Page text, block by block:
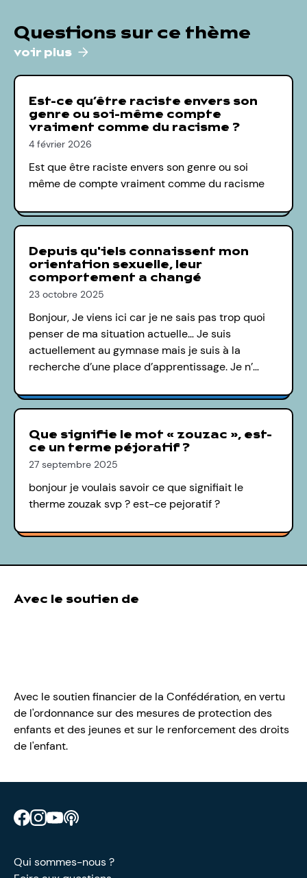
Questions sur ce thème
voir plus
Est-ce qu’être raciste envers son
genre ou soi-même compte
vraiment comme du racisme ?
4 février 2026
Est que être raciste envers son genre ou soi
même de compte vraiment comme du racisme
Depuis qu'iels connaissent mon
orientation sexuelle, leur
comportement a changé
23 octobre 2025
Bonjour, Je viens ici car je ne sais pas trop quoi
penser de ma situation actuelle… Je suis
actuellement au gymnase mais je suis à la
recherche d’une place d’apprentissage. Je n’…
Que signifie le mot « zouzac », est-
ce un terme péjoratif ?
27 septembre 2025
bonjour je voulais savoir ce que signifiait le
therme zouzak svp ? est-ce pejoratif ?
Avec le soutien de
Avec le soutien financier de la Confédération, en vertu
de l'ordonnance sur des mesures de protection des
enfants et des jeunes et sur le renforcement des droits
de l'enfant.
Retrouve CIAO sur Facebook
Retrouve CIAO sur Instagram
Retrouve CIAO sur YouTube
Qui sommes-nous ?